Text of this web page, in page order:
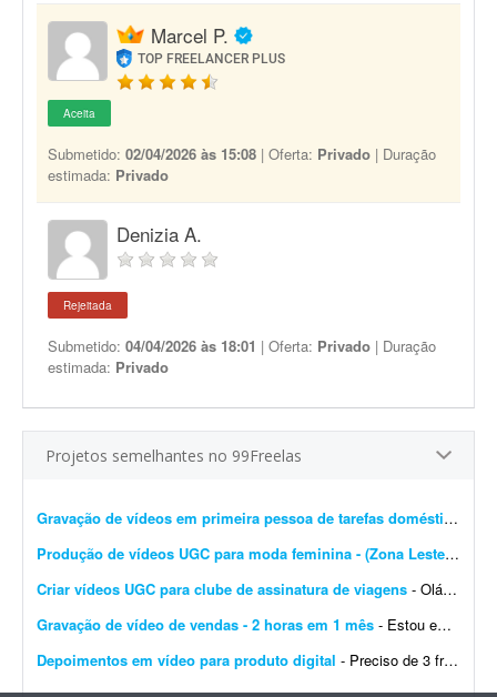
Marcel P.
TOP FREELANCER PLUS
Aceita
Submetido: 02/04/2026 às 15:08 | Oferta: Privado | Duração
estimada: Privado
Denizia A.
Rejeitada
Submetido: 04/04/2026 às 18:01 | Oferta: Privado | Duração
estimada: Privado
Projetos semelhantes no 99Freelas
Gravação de vídeos em primeira pessoa de tarefas domésticas
Produção de vídeos UGC para moda feminina - (Zona Leste de SP)
Criar vídeos UGC para clube de assinatura de viagens - Olá! Tudo bem? Somos o Clube Férias Fácil, um clube de benefícios que ajuda as pessoas a viajarem mais por meio de uma assinatura. Os assinantes acumulam pontos todos o...
Gravação de vídeo de vendas - 2 horas em 1 mês - Estou em busca de uma pessoa para gravar um vídeo de vendas, com carga total de aproximadamente 2 horas de gravação, distribuídas ao longo de 1 mês. O trabalho &ea...
Depoimentos em vídeo para produto digital - Preciso de 3 freelas - 2 homens e 1 mulher para gravar depoimentos em vídeo (prova social) para produto digital. Depoimentos curtos de 20 a 30 segundos. Precisa ser natural; envio o roteiro....